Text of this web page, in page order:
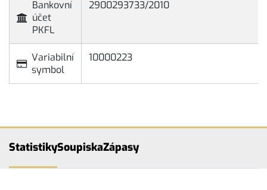
Bankovní
účet
PKFL
2900293733/2010
Variabilní
symbol
10000223
StatistikySoupiskaZápasy